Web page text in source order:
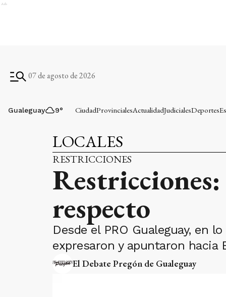
Ads
07 de agosto de 2026
Gualeguay 9° CiudadProvincialesActualidadJudicialesDeportes
LOCALES
RESTRICCIONES
Restricciones:
respecto
Desde el PRO Gualeguay, en
expresaron y apuntaron hacia
El Debate Pregón de Gualeguay